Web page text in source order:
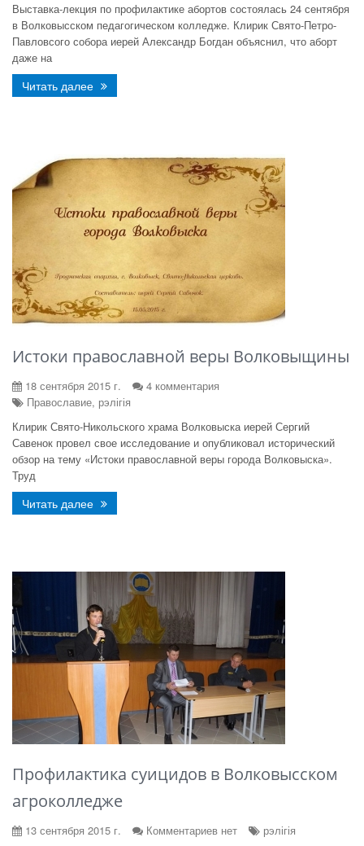
Выставка-лекция по профилактике абортов состоялась 24 сентября
в Волковысском педагогическом колледже. Клирик Свято-Петро-
Павловсого собора иерей Александр Богдан объяснил, что аборт
даже на
Читать далее
Истоки православной веры Волковыщины
18 сентября 2015 г.
4 комментария
Православие, рэлігія
Клирик Свято-Никольского храма Волковыска иерей Сергий
Савенок провел свое исследование и опубликовал исторический
обзор на тему «Истоки православной веры города Волковыска».
Труд
Читать далее
Профилактика суицидов в Волковысском
агроколледже
13 сентября 2015 г. Комментариев нет
рэлігія